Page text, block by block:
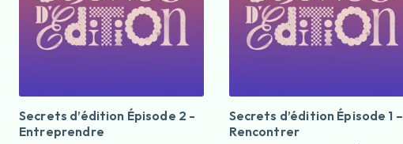
Secrets d’édition Épisode 2 -
Entreprendre
Secrets d’édition Épisode 1 –
Rencontrer